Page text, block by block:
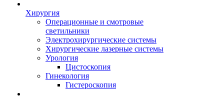
Хирургия
Операционные и смотровые
светильники
Электрохирургические системы
Хирургические лазерные системы
Урология
Цистоскопия
Гинекология
Гистероскопия